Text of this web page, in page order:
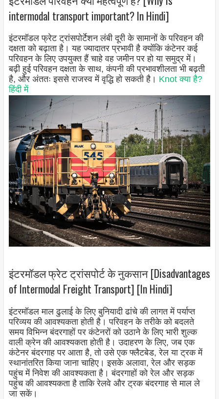
intermodal transport important? In Hindi]
इंटरमॉडल फ्रेट ट्रांसपोर्टेशन लंबी दूरी के सामानों के परिवहन की
दक्षता को बढ़ाता है। यह ज्यादातर प्रभावी है क्योंकि कंटेनर कई
परिवहन के लिए उपयुक्त हैं चाहे वह जमीन पर हो या समुद्र में।
बढ़ी हुई परिवहन दक्षता के साथ, कंपनी की प्रभावशीलता भी बढ़ती
है, और अंततः इससे राजस्व में वृद्धि हो सकती है। Knot क्या है?
हिंदी में
इंटरमॉडल फ्रेट ट्रांसपोर्ट के नुकसान [Disadvantages
of Intermodal Freight Transport] [In Hindi]
इंटरमॉडल माल ढुलाई के लिए बुनियादी ढांचे की लागत में पर्याप्त
परिव्यय की आवश्यकता होती है। परिवहन के तरीके को बदलते
समय विभिन्न बंदरगाहों पर कंटेनरों को उठाने के लिए भारी शुल्क
वाली क्रेन की आवश्यकता होती है। उदाहरण के लिए, जब एक
कंटेनर बंदरगाह पर आता है, तो उसे एक फ्लैटबेड, रेल या ट्रक में
स्थानांतरित किया जाना चाहिए। इसके अलावा, रेल और सड़क
पहुंच में निवेश की आवश्यकता है। बंदरगाहों को रेल और सड़क
पहुंच की आवश्यकता है ताकि रेलवे और ट्रक बंदरगाह से माल ले
जा सकें।